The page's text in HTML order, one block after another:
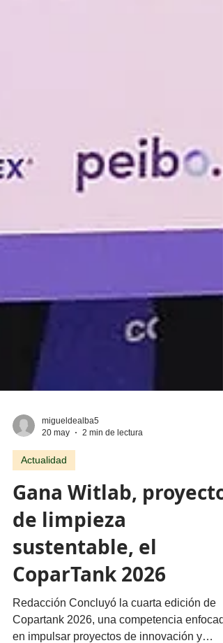
migueldealba5
20 may
Gana Witlab, proyecto
de limpieza
sustentable, el
CoparTank 2026
Redacción Concluyó la cuarta edición de
Copartank 2026, una competencia